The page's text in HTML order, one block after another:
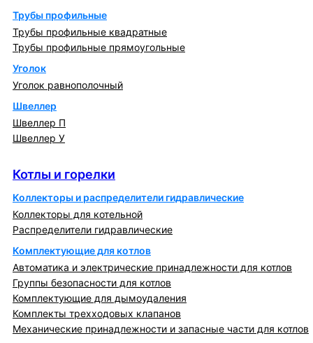
Трубы профильные
Трубы профильные квадратные
Трубы профильные прямоугольные
Уголок
Уголок равнополочный
Швеллер
Швеллер П
Швеллер У
Котлы и горелки
Коллекторы и распределители гидравлические
Коллекторы для котельной
Распределители гидравлические
Комплектующие для котлов
Автоматика и электрические принадлежности для котлов
Группы безопасности для котлов
Комплектующие для дымоудаления
Комплекты трехходовых клапанов
Механические принадлежности и запасные части для котлов